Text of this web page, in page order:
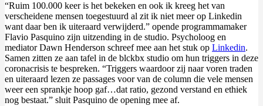
“Ruim 100.000 keer is het bekeken en ook ik kreeg het van
verscheidene mensen toegestuurd al zit ik niet meer op Linkedin
want daar ben ik uiteraard verwijderd.” opende programmamaker
Flavio Pasquino zijn uitzending in de studio. Psycholoog en
mediator Dawn Henderson schreef mee aan het stuk op Linkedin.
Samen zitten ze aan tafel in de blckbx studio om hun triggers in deze
coronacrisis te bespreken. “Triggers waardoor zij naar voren traden
en uiteraard lezen ze passages voor van de column die vele mensen
weer een sprankje hoop gaf…dat ratio, gezond verstand en ethiek
nog bestaat.” sluit Pasquino de opening mee af.